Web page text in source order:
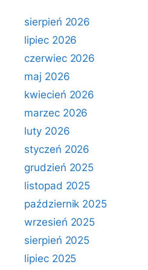
sierpień 2026
lipiec 2026
czerwiec 2026
maj 2026
kwiecień 2026
marzec 2026
luty 2026
styczeń 2026
grudzień 2025
listopad 2025
październik 2025
wrzesień 2025
sierpień 2025
lipiec 2025